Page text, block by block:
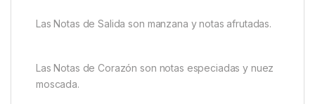
Las Notas de Salida son manzana y notas afrutadas.
Las Notas de Corazón son notas especiadas y nuez
moscada.